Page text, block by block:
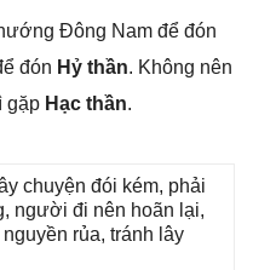
Đônɡ Nam để đón
đón Hỷ thần. Khônɡ nên
ɡặp Hạc thần.
chuyện đói kém, phải
người đi nên hoãn lại,
rủa, tránh lây